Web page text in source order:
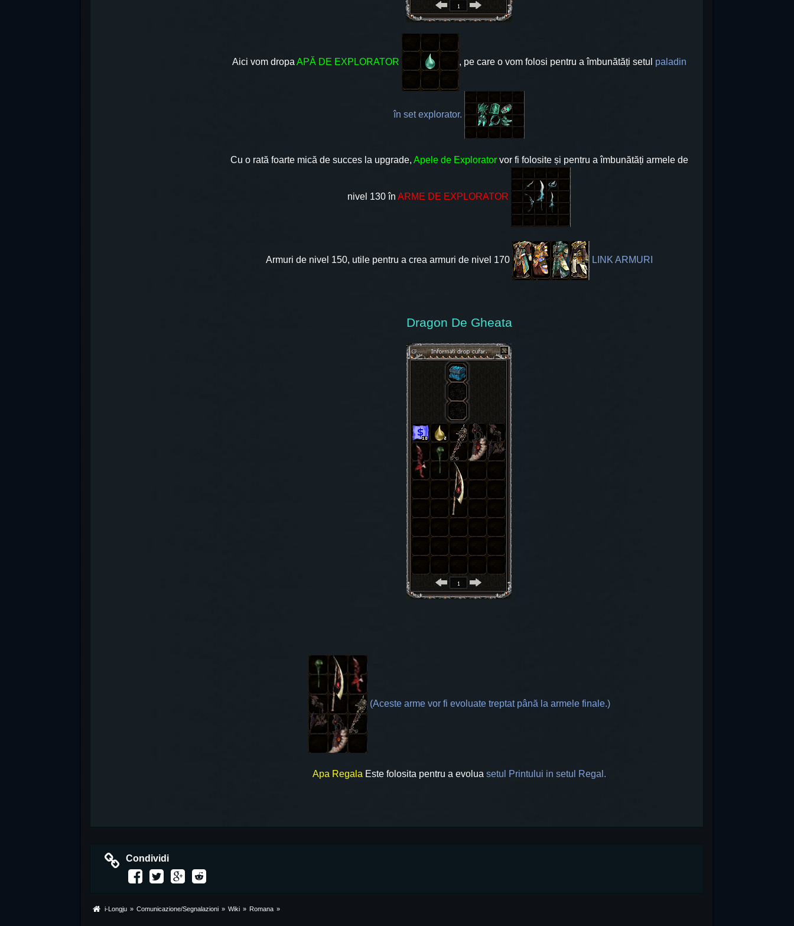
Aici vom dropa APĂ DE EXPLORATOR , pe care o vom folosi pentru a îmbunătăți setul paladin
în set explorator.
Cu o rată foarte mică de succes la upgrade, Apele de Exploratorvor fi folosite și pentru a îmbunătăți armele de
nivel 130 înARME DE EXPLORATOR
Armuri de nivel 150, utile pentru a crea armuri de nivel 170 LINK ARMURI
Dragon De Gheata
(Aceste arme vor fi evoluate treptat până la armele finale.)
Apa Regala Este folosita pentru a evolua setul Printului in setul Regal.
Condividi
i-Longju » Comunicazione/Segnalazioni » Wiki » Romana »